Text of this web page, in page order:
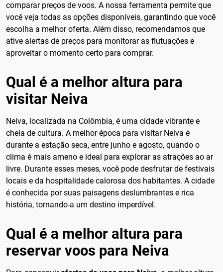
comparar preços de voos. A nossa ferramenta permite que
você veja todas as opções disponíveis, garantindo que você
escolha a melhor oferta. Além disso, recomendamos que
ative alertas de preços para monitorar as flutuações e
aproveitar o momento certo para comprar.
Qual é a melhor altura para
visitar Neiva
Neiva, localizada na Colômbia, é uma cidade vibrante e
cheia de cultura. A melhor época para visitar Neiva é
durante a estação seca, entre junho e agosto, quando o
clima é mais ameno e ideal para explorar as atrações ao ar
livre. Durante esses meses, você pode desfrutar de festivais
locais e da hospitalidade calorosa dos habitantes. A cidade
é conhecida por suas paisagens deslumbrantes e rica
história, tornando-a um destino imperdível.
Qual é a melhor altura para
reservar voos para Neiva